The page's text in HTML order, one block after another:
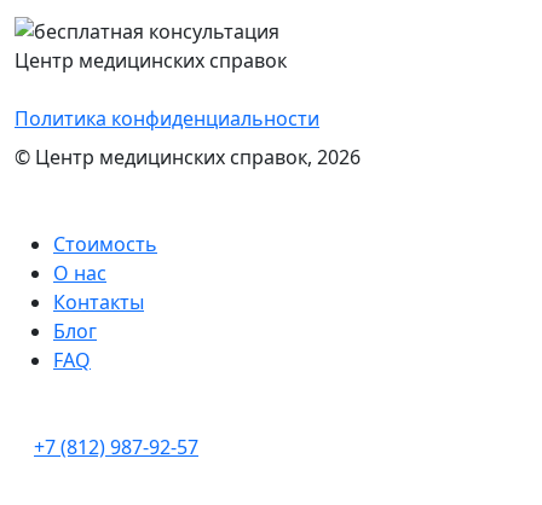
Центр медицинских справок
Политика конфиденциальности
© Центр медицинских справок, 2026
Стоимость
О нас
Контакты
Блог
FAQ
+7 (812) 987-92-57